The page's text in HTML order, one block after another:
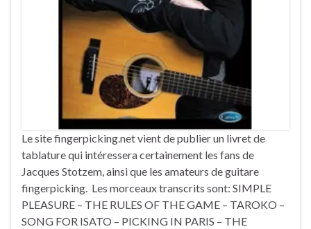
Le site fingerpicking.net vient de publier un livret de
tablature qui intéressera certainement les fans de
Jacques Stotzem, ainsi que les amateurs de guitare
fingerpicking. Les morceaux transcrits sont: SIMPLE
PLEASURE – THE RULES OF THE GAME – TAROKO –
SONG FOR ISATO – PICKING IN PARIS – THE